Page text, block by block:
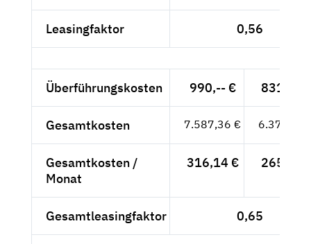
Leasingfaktor 0,56
Überführungskosten 990,-- € 831,93
Gesamtkosten 7.587,36 € 6.375,93
Gesamtkosten /
Monat
316,14 € 265,66
Gesamtleasingfaktor 0,65